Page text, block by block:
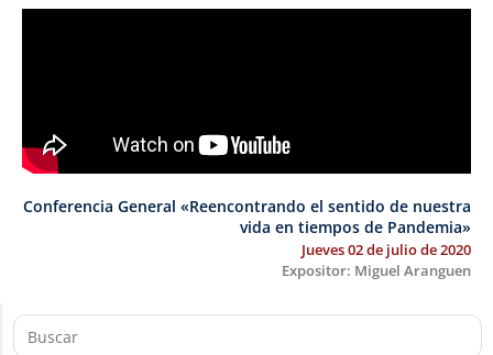
Conferencia General «Reencontrando el sentido de nuestra
vida en tiempos de Pandemia»
Jueves 02 de julio de 2020
Expositor: Miguel Aranguen